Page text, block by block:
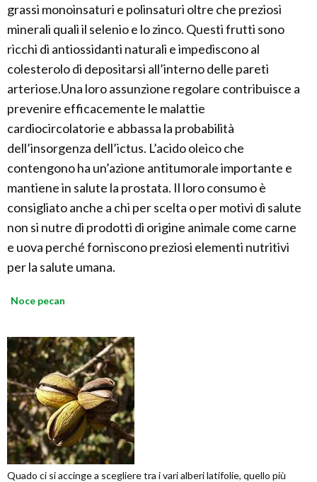
grassi monoinsaturi e polinsaturi oltre che preziosi
minerali quali il selenio e lo zinco. Questi frutti sono
ricchi di antiossidanti naturali e impediscono al
colesterolo di depositarsi all’interno delle pareti
arteriose.Una loro assunzione regolare contribuisce a
prevenire efficacemente le malattie
cardiocircolatorie e abbassa la probabilità
dell’insorgenza dell’ictus. L’acido oleico che
contengono ha un’azione antitumorale importante e
mantiene in salute la prostata. Il loro consumo è
consigliato anche a chi per scelta o per motivi di salute
non si nutre di prodotti di origine animale come carne
e uova perché forniscono preziosi elementi nutritivi
per la salute umana.
Noce pecan
Quado ci si accinge a scegliere tra i vari alberi latifolie, quello più